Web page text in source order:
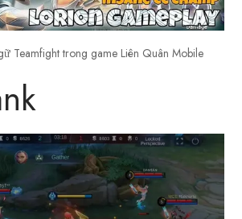
Teamfight trong game Liên Quân Mobile